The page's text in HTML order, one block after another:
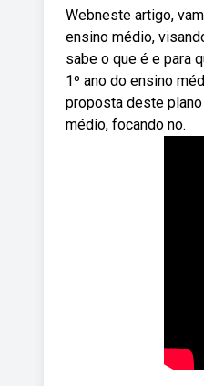
Webneste artigo,
ensino médio,
sabe o que é e para
1º ano do ensino
proposta deste
médio, focando no.